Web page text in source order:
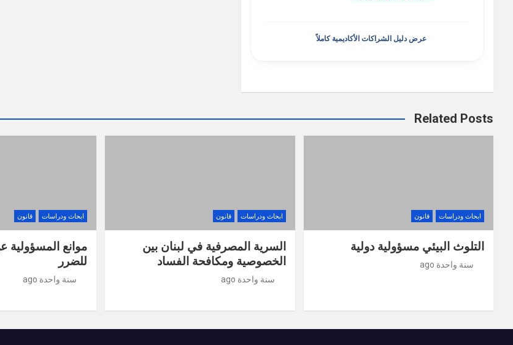
عرض دليل الشراكات الأكاديمية كاملاً
Related Posts
ابحاث ودراسات قانون
التلوث البيئي مسؤولية دولية
سنة واحدة ago
ابحاث ودراسات قانون
السرية المصرفية في لبنان بين
الخصوصية ومكافحة الفساد
سنة واحدة ago
ابحاث ودراسات قانون
موانع المسؤولية
للضرر
سنة واحدة ago